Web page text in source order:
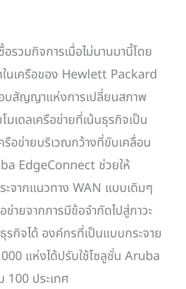
รวมกิจการเมื่อไม่นานมานี้โดย
นเครือของ Hewlett Packard
บสัญญาแห่งการเปลี่ยนสภาพ
มเดลเครือข่ายที่เน้นธุรกิจเป็น
ข่ายบริเวณกว้างที่ขับเคลื่อน
EdgeConnect ช่วยให้
ะจากแนวทาง WAN แบบเดิมๆ
ายจากการมีข้อจำกัดไปสู่ภาวะ
รกิจได้ องค์กรที่เป็นแบบกระจาย
แห่งได้ปรับใช้โซลูชั่น Aruba
100 ประเทศ